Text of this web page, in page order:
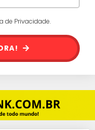
de Privacidade.